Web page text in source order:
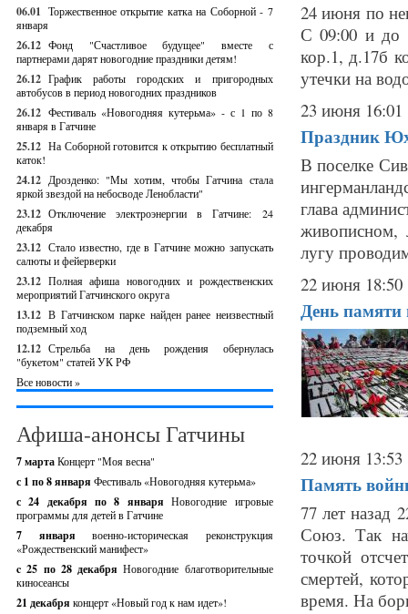
06.01 Торжественное открытие катка на Соборной - 7
января
26.12 Фонд "Счастливое будущее" вместе с
партнерами дарят новогодние праздники детям!
26.12 График работы городских и пригородных
автобусов в период новогодних праздников
26.12 Фестиваль «Новогодняя кутерьма» - с 1 по 8
января в Гатчине
25.12 На Соборной готовится к открытию бесплатный
каток!
24.12 Дрозденко: "Мы хотим, чтобы Гатчина стала
яркой звездой на небосводе Ленобласти"
23.12 Отключение электроэнергии в Гатчине: 24
декабря
23.12 Стало известно, где в Гатчине можно запускать
салюты и фейерверки
23.12 Полная афиша новогодних и рождественских
мероприятий Гатчинского округа
13.12 В Гатчинском парке найден ранее неизвестный
подземный ход
12.12 Стрельба на день рождения обернулась
"букетом" статей УК РФ
Все новости »
Афиша-анонсы Гатчины
7 мартаКонцерт "Моя весна"
с 1 по 8 января Фестиваль «Новогодняя кутерьма»
с 24 декабря по 8 январяНовогодние игровые
программы для детей в Гатчине
7 январявоенно-историческая реконструкция
«Рождественский манифест»
c 25 по 28 декабряНовогодние благотворительные
киносеансы
21 декабря концерт «Новый год к нам идет»!
24 июня по
С 09:00 и до
кор.1, д.17б
утечки на
23 июня 16:01
Праздник
В поселке
глава
живописном,
лугу
22 июня 18:50
День памяти
22 июня 13:53
Память
77 лет назад
Союз. Так
точкой
смертей,
время. На